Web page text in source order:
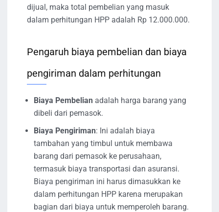
dijual, maka total pembelian yang masuk
dalam perhitungan HPP adalah Rp 12.000.000.
Pengaruh biaya pembelian dan biaya
pengiriman dalam perhitungan
Biaya Pembelian adalah harga barang yang
dibeli dari pemasok.
Biaya Pengiriman: Ini adalah biaya
tambahan yang timbul untuk membawa
barang dari pemasok ke perusahaan,
termasuk biaya transportasi dan asuransi.
Biaya pengiriman ini harus dimasukkan ke
dalam perhitungan HPP karena merupakan
bagian dari biaya untuk memperoleh barang.